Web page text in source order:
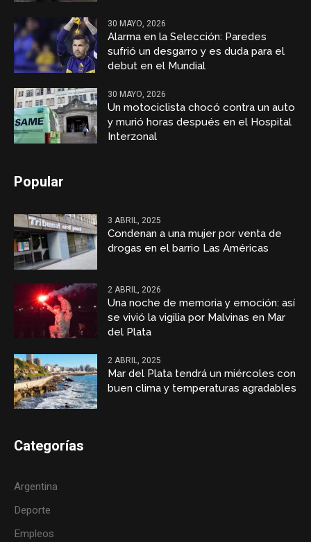
30 MAYO, 2026
Alarma en la Selección: Paredes
sufrió un desgarro y es duda para el
debut en el Mundial
30 MAYO, 2026
Un motociclista chocó contra un auto
y murió horas después en el Hospital
Interzonal
Popular
3 ABRIL, 2025
Condenan a una mujer por venta de
drogas en el barrio Las Américas
2 ABRIL, 2026
Una noche de memoria y emoción: así
se vivió la vigilia por Malvinas en Mar
del Plata
2 ABRIL, 2025
Mar del Plata tendrá un miércoles con
buen clima y temperaturas agradables
Categorías
Argentina
Deporte
Empleos